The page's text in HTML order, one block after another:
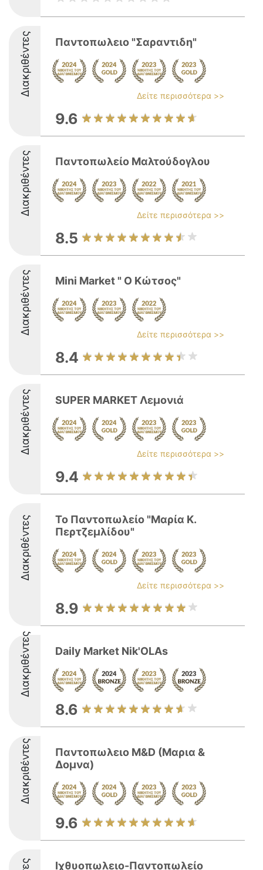
Διακριθέντες Παντοπωλειο "Σαραντιδη"
Δείτε περισσότερα >>
9.6
Διακριθέντες Παντοπωλείο Μαλτούδογλου
Δείτε περισσότερα >>
8.5
Διακριθέντες Mini Market " Ο Κώτσος"
Δείτε περισσότερα >>
8.4
Διακριθέντες SUPER MARKET Λεμονιά
Δείτε περισσότερα >>
9.4
Διακριθέντες
Το Παντοπωλείο "Μαρία Κ.
Περτζεμλίδου"
Δείτε περισσότερα >>
8.9
Διακριθέντες Daily Market Nik'OLAs
8.6
Διακριθέντες
Παντοπωλειο M&D (Μαρια &
Δομνα)
9.6
Ιχθυοπωλειο-Παντοπωλείο